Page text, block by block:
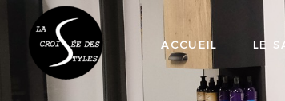
ACCUEIL LE